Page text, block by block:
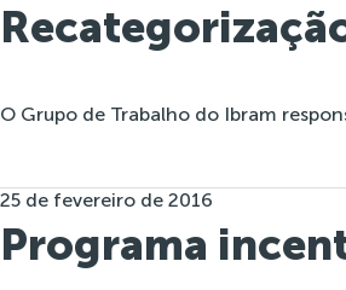
O Grupo de Trabalho do Ibram
25 de fevereiro de 2016
Programa